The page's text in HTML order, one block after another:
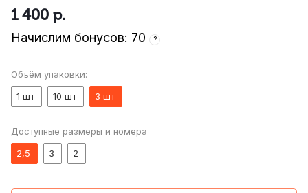
1 400 р.
Начислим бонусов: 70 ?
Объём упаковки:
1 шт
10 шт 3 шт
Доступные размеры и номера
2,5
3 2